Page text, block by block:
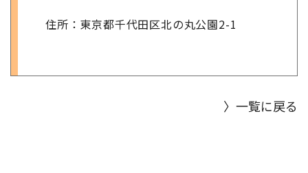
住所：東京都千代田区北の丸公園2-1
〉一覧に戻る